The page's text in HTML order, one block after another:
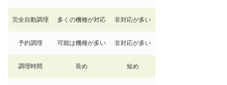
完全自動調理 多くの機種が対応 非対応が多い
予約調理 可能は機種が多い 非対応が多い
調理時間 長め 短め